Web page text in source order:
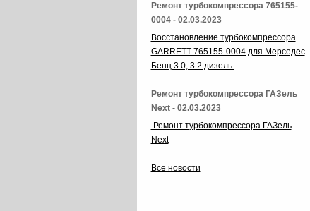
Ремонт турбокомпрессора 765155-
0004 - 02.03.2023
Восстановление турбокомпрессора
GARRETT 765155-0004 для Мерседес
Бенц 3.0, 3.2 дизель
Ремонт турбокомпрессора ГАЗель
Next - 02.03.2023
Ремонт турбокомпрессора ГАЗель
Next
Все новости